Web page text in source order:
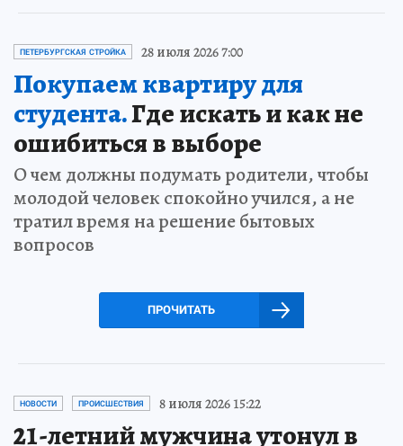
ПЕТЕРБУРГСКАЯ СТРОЙКА 28 июля 2026 7:00
Покупаем квартиру для
студента.Где искать и как не
ошибиться в выборе
О чем должны подумать родители, чтобы
молодой человек спокойно учился, а не
тратил время на решение бытовых
вопросов
ПРОЧИТАТЬ
НОВОСТИ ПРОИСШЕСТВИЯ 8 июля 2026 15:22
21-летний мужчина утонул в